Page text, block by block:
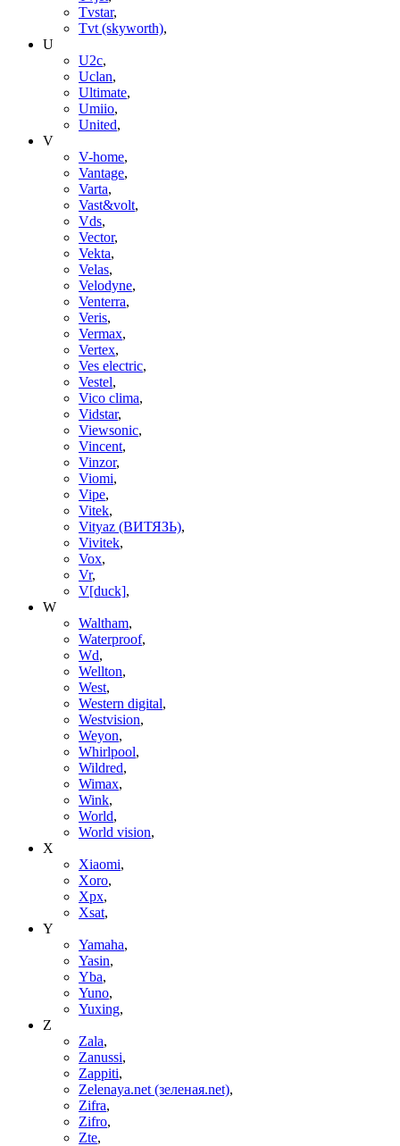
Tvstar,
Tvt (skyworth),
U
U2c,
Uclan,
Ultimate,
Umiio,
United,
V
V-home,
Vantage,
Varta,
Vast&volt,
Vds,
Vector,
Vekta,
Velas,
Velodyne,
Venterra,
Veris,
Vermax,
Vertex,
Ves electric,
Vestel,
Vico clima,
Vidstar,
Viewsonic,
Vincent,
Vinzor,
Viomi,
Vipe,
Vitek,
Vityaz (ВИТЯЗЬ),
Vivitek,
Vox,
Vr,
V[duck],
W
Waltham,
Waterproof,
Wd,
Wellton,
West,
Western digital,
Westvision,
Weyon,
Whirlpool,
Wildred,
Wimax,
Wink,
World,
World vision,
X
Xiaomi,
Xoro,
Xpx,
Xsat,
Y
Yamaha,
Yasin,
Yba,
Yuno,
Yuxing,
Z
Zala,
Zanussi,
Zappiti,
Zelenaya.net (зеленая.net),
Zifra,
Zifro,
Zte,